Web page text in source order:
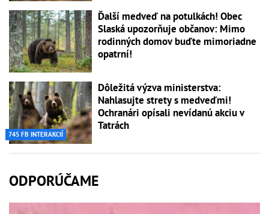
Ďalší medveď na potulkách! Obec
Slaská upozorňuje občanov: Mimo
rodinných domov buďte mimoriadne
opatrní!
745 FB INTERAKCIÍ
Dôležitá výzva ministerstva:
Nahlasujte strety s medveďmi!
Ochranári opísali nevídanú akciu v
Tatrách
ODPORÚČAME